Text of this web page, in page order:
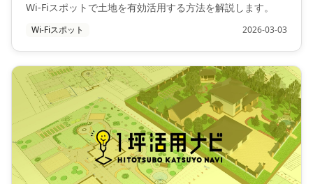
Wi-Fiスポットで土地を有効活用する方法を解説します。
Wi-Fiスポット 2026-03-03